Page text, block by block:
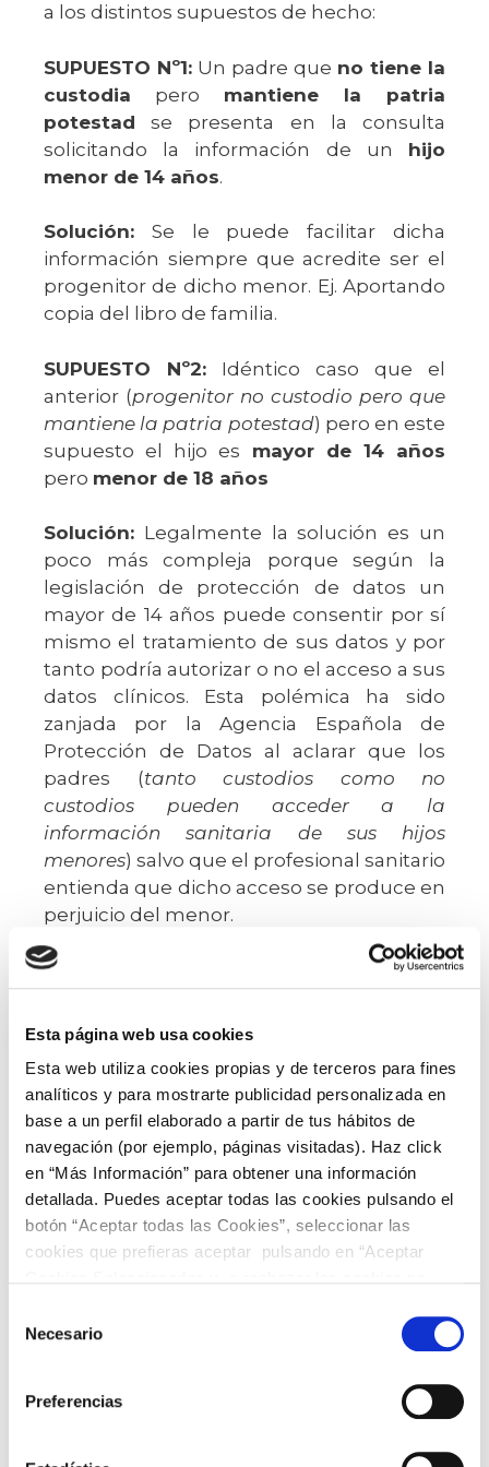
Esta página web usa cookies
Esta web utiliza cookies propias y de terceros para fines
analíticos y para mostrarte publicidad personalizada en
base a un perfil elaborado a partir de tus hábitos de
navegación (por ejemplo, páginas visitadas). Haz click
en “Más Información” para obtener una información
detallada. Puedes aceptar todas las cookies pulsando el
botón “Aceptar todas las Cookies”, seleccionar las
cookies que prefieras aceptar pulsando en “Aceptar
Necesario
Preferencias
a los distintos supuestos de hecho:
SUPUESTO Nº1: Un padre que no tiene la
custodia pero mantiene la patria
potestad se presenta en la consulta
solicitando la información de un hijo
menor de 14 años.
Solución: Se le puede facilitar dicha
información siempre que acredite ser el
progenitor de dicho menor. Ej. Aportando
copia del libro de familia.
SUPUESTO Nº2: Idéntico caso que el
anterior (progenitor no custodio pero que
mantiene la patria potestad) pero en este
supuesto el hijo es mayor de 14 años
pero menor de 18 años
Solución: Legalmente la solución es un
poco más compleja porque según la
legislación de protección de datos un
mayor de 14 años puede consentir por sí
mismo el tratamiento de sus datos y por
tanto podría autorizar o no el acceso a sus
datos clínicos. Esta polémica ha sido
zanjada por la Agencia Española de
Protección de Datos al aclarar que los
padres (tanto custodios como no
custodios pueden acceder a la
información sanitaria de sus hijos
menores) salvo que el profesional sanitario
entienda que dicho acceso se produce en
perjuicio del menor.
SUPUESTO Nº3.:
Progenitor no custodio y
potestad que intenta acceder a la
Solución:La respuesta en este caso es
bastante clara, no puede acceder a la
información sanitaria del menor.
SUPUESTO Nº4: Un familiar directo (
Abuelos o tíos ) quieren acceder a la
Solución:
Si no son los tutores legales no
pueden acceder a ella, salvo que el
menor sea mayor de 14 años y lo autorice
expresamente.